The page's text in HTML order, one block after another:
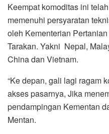
Keempat komoditas ini
memenuhi persyaratan
oleh Kementerian
Tarakan. Yakni Nepal,
China dan Vietnam.
“Ke depan, gali lagi ragam
akses pasarnya, Jika
pendampingan Kementan
Mentan.